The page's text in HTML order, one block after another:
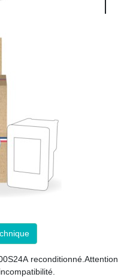
reconditionné.Attention